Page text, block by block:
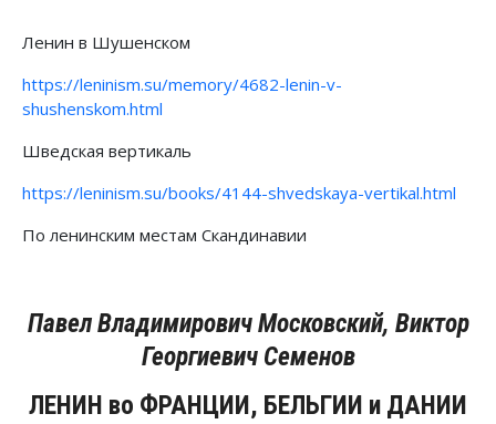
Ленин в Шушенском
https://leninism.su/memory/4682-lenin-v-
shushenskom.html
Шведская вертикаль
https://leninism.su/books/4144-shvedskaya-vertikal.html
По ленинским местам Скандинавии
Павел Владимирович Московский, Виктор
Георгиевич Семенов
ЛЕНИН во ФРАНЦИИ, БЕЛЬГИИ и ДАНИИ